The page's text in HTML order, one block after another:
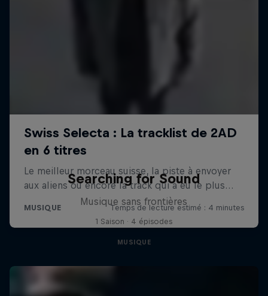
Searching for Sound
Musique sans frontières
1 Saison · 4 épisodes
MUSIQUE